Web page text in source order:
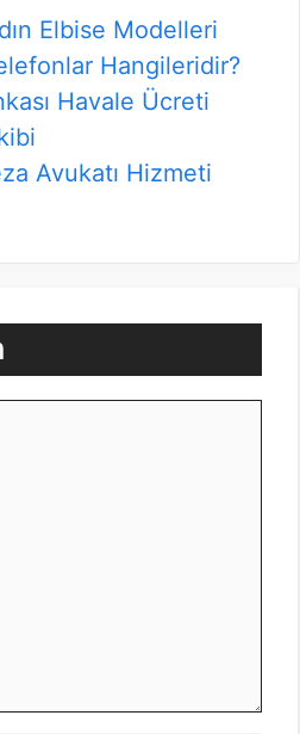
Elbise Modelleri
Hangileridir?
Havale Ücreti
Avukatı Hizmeti